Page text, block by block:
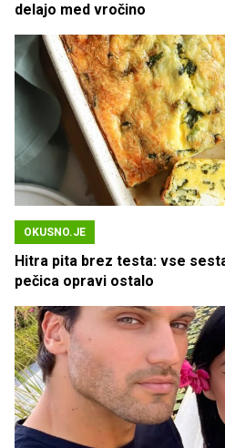
delajo med vročino
OKUSNO.JE
Hitra pita brez testa: vse
pečica opravi ostalo